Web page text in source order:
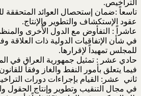
التراخيص.
تاسعاً :ضمان إستحصال العوائد المتحققة
عقود الإستكشاف والتطوير والإنتاج.
عاشراً : التفأوض مع الدول الأُخرى
في شأن الإتفاقيات الدولية ذات العلاقة
للمجلس تمهيداً لإقرارها.
حادي عشر : تمثيل جمهورية العراق في
فيما يتعلق بأمور النفط والغاز وفقاً
ثاني عشر: القيام بإجراءات دورات
في مجال التنقيب وتطوير وإنتاج الحقول